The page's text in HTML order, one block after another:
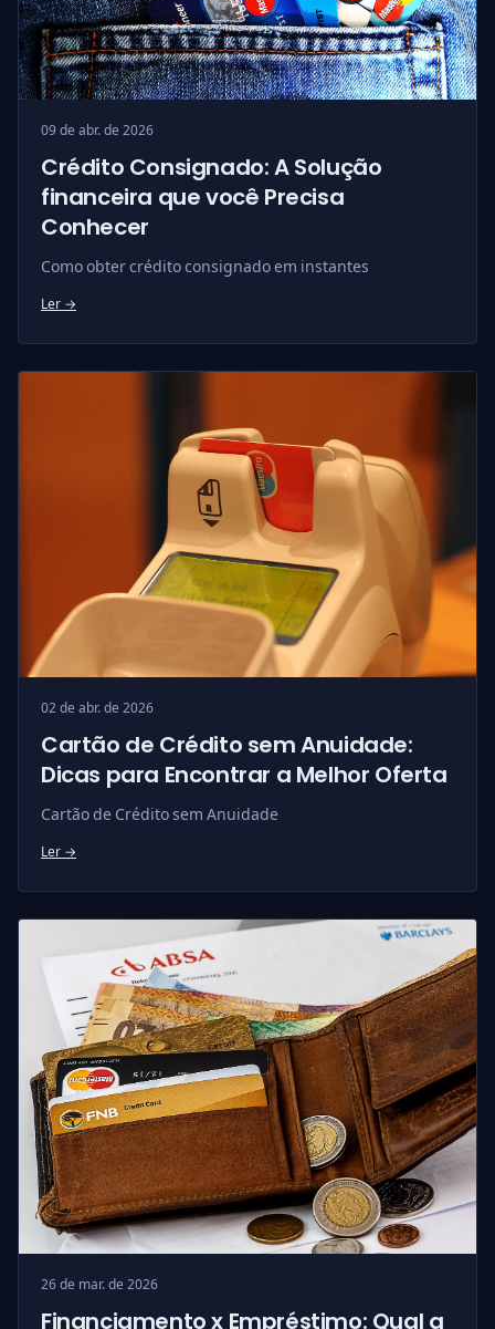
09 de abr. de 2026
Crédito Consignado: A Solução
financeira que você Precisa
Conhecer
Como obter crédito consignado em instantes
Ler →
02 de abr. de 2026
Cartão de Crédito sem Anuidade:
Dicas para Encontrar a Melhor Oferta
Cartão de Crédito sem Anuidade
Ler →
26 de mar. de 2026
Financiamento x Empréstimo: Qual a